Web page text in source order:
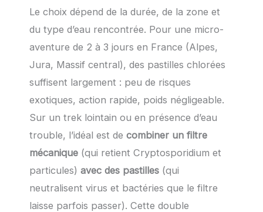
Le choix dépend de la durée, de la zone et
du type d’eau rencontrée. Pour une micro-
aventure de 2 à 3 jours en France (Alpes,
Jura, Massif central), des pastilles chlorées
suffisent largement : peu de risques
exotiques, action rapide, poids négligeable.
Sur un trek lointain ou en présence d’eau
trouble, l’idéal est de combiner un filtre
mécanique (qui retient Cryptosporidium et
particules) avec des pastilles (qui
neutralisent virus et bactéries que le filtre
laisse parfois passer). Cette double